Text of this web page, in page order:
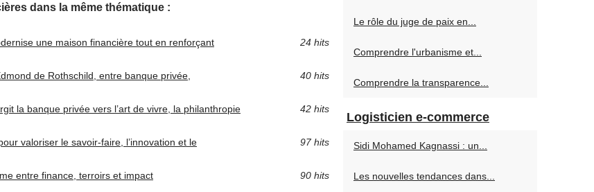
dans la même thématique :
une maison financière tout en renforçant
24 hits
de Rothschild, entre banque privée,
40 hits
la banque privée vers l’art de vivre, la philanthropie
42 hits
valoriser le savoir-faire, l’innovation et le
97 hits
entre finance, terroirs et impact 90 hits
Le rôle du juge de paix en...
Comprendre l'urbanisme et...
Comprendre la transparence...
Logisticien e-commerce
Sidi Mohamed Kagnassi : un...
Les nouvelles tendances dans...